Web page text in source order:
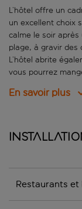
L’hôtel offre un
un excellent choix
calme le soir
plage, à gravir des
L’hôtel abrite
vous pourrez
En savoir plus
Restaurants et